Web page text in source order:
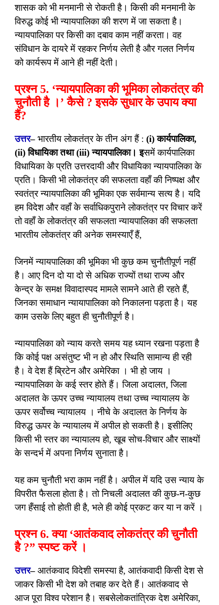
शासक को भी मनमानी से रोकती है। किसी की मनमानी के
विरुद्ध कोई भी न्यायपालिका की शरण में जा सकता है।
न्यायपालिका पर किसी का दबाव काम नहीं करता। वह
संविधान के दायरे में रहकर निर्णय लेती है और गलत निर्णय
को कार्यरूप में आने ही नहीं देती।
प्रश्न 5. ‘न्यायपालिका की भूमिका लोकतंत्र की
चुनौती है ।’ कैसे ? इसके सुधार के उपाय क्या
हैं?
उत्तर– भारतीय लोकतंत्र के तीन अंग हैं : (i) कार्यपालिका,
(ii) विधायिका तथा (iii) न्यायपालिका। इसमें कार्यपालिका
विधायिका के प्रति उत्तरदायी और विधायिका न्यायपालिका के
प्रति। किसी भी लोकतंत्र की सफलता वहाँ की निष्पक्ष और
स्वतंत्र न्यायपालिका की भूमिका एक सर्वमान्य सत्य है। यदि
हम विदेश और वहाँ के सर्वाधिकपुराने लोकतंत्र पर विचार करें
तो वहाँ के लोकतंत्र की सफलता न्यायपालिका की सफलता
भारतीय लोकतंत्र की अनेक समस्याएँ हैं,
जिनमें न्यायपालिका की भूमिका भी कुछ कम चुनौतीपूर्ण नहीं
है। आए दिन दो या दो से अधिक राज्यों तथा राज्य और
केन्द्र के समक्ष विवादास्पद मामले सामने आते ही रहते हैं,
जिनका समाधान न्यायापालिका को निकालना पड़ता है। यह
काम उसके लिए बहुत ही चुनौतीपूर्ण है।
न्यायपालिका को न्याय करते समय यह ध्यान रखना पड़ता है
कि कोई पक्ष असंतुष्ट भी न हो और स्थिति सामान्य ही रही
है। वे देश हैं ब्रिटेन और अमेरिका । भी हो जाय ।
न्यायपालिका के कई स्तर होते हैं। जिला अदालत, जिला
अदालत के ऊपर उच्च न्यायालय तथा उच्च न्यायालय के
ऊपर सर्वोच्च न्यायालय । नीचे के अदालत के निर्णय के
विरुद्ध ऊपर के न्यायालय में अपील हो सकती है। इसीलिए
किसी भी स्तर का न्यायालय हो, खूब सोच-विचार और साक्ष्यों
के सन्दर्भ में अपना निर्णय सुनाता है।
यह कम चुनौती भरा काम नहीं है। अपील में यदि उस न्याय के
विपरीत फैसला होता है। तो निचली अदालत की कुछ-न-कुछ
जग हँसाई तो होती ही है, भले ही कोई प्रकट कर या न करें ।
प्रश्न 6. क्या ‘आतंकवाद लोकतंत्र की चुनौती
है ?” स्पष्ट करें ।
उत्तर– आतंकवाद विदेशी समस्या है, आतंकवादी किसी देश से
जाकर किसी भी देश को तबाह कर देते हैं। आतंकवाद से
आज पूरा विश्व परेशान है। सबसेलोकतांत्रिक देश अमेरिका,